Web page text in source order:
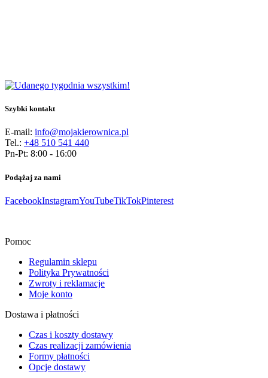
Szybki kontakt
E-mail: info@mojakierownica.pl
Tel.: +48 510 541 440
Pn-Pt: 8:00 - 16:00
Podążaj za nami
FacebookInstagramYouTubeTikTokPinterest
Pomoc
Regulamin sklepu
Polityka Prywatności
Zwroty i reklamacje
Moje konto
Dostawa i płatności
Czas i koszty dostawy
Czas realizacji zamówienia
Formy płatności
Opcje dostawy